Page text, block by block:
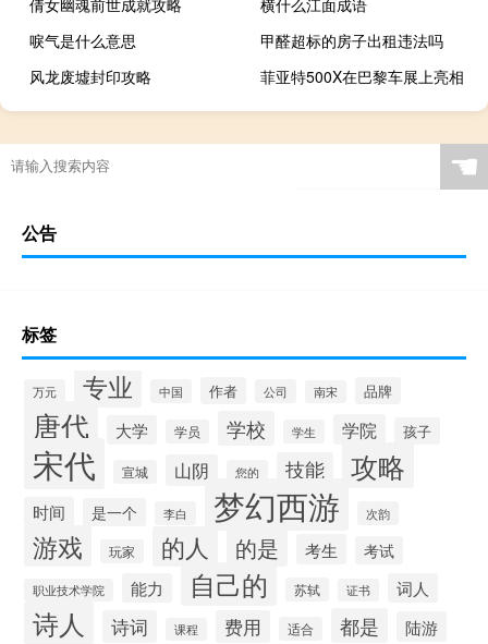
倩女幽魂前世成就攻略
横什么江面成语
唳气是什么意思
甲醛超标的房子出租违法吗
风龙废墟封印攻略
菲亚特500X在巴黎车展上亮相
☚
公告
标签
万元 专业 中国 作者 公司 南宋 品牌
唐代 大学 学员 学校 学生 学院 孩子
宋代 宣城 山阴 您的 技能 攻略
时间 是一个 李白 梦幻西游 次韵
游戏 玩家 的人 的是 考生 考试
职业技术学院 能力 自己的 苏轼 证书 词人
诗人 诗词 课程 费用 适合 都是 陆游